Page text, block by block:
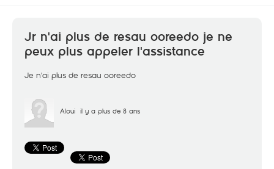
Jr n'ai plus de resau ooreedo je ne
peux plus appeler l'assistance
Je n'ai plus de resau ooreedo
Aloui il y a plus de 8 ans